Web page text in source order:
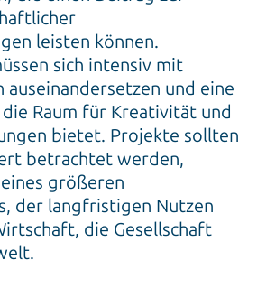
leisten können.
sich intensiv mit
und eine
Raum für Kreativität und
bietet. Projekte sollten
betrachtet werden,
größeren
der langfristigen Nutzen
die Gesellschaft